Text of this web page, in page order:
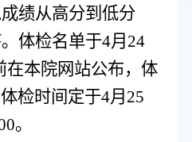
绩从高分到低分
。体检名单于4月 24
在本院网站公布，体
体检时间定于4月 25
。